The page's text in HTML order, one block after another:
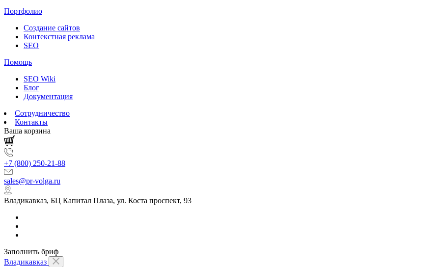
Портфолио
Создание сайтов
Контекстная реклама
SEO
Помощь
SEO Wiki
Блог
Документация
Сотрудничество
Контакты
Ваша корзина
+7 (800) 250-21-88
sales@pr-volga.ru
Владикавказ, БЦ Капитал Плаза, ул. Коста проспект, 93
Заполнить бриф
Владикавказ